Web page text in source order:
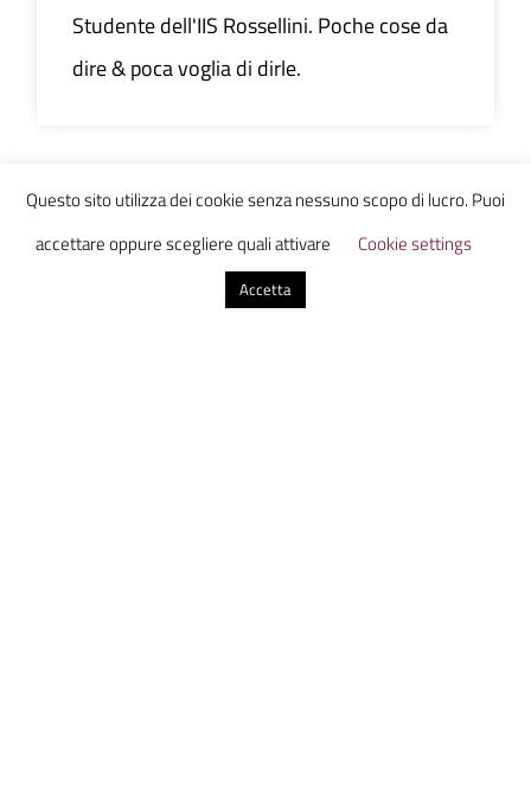
Studente dell'IIS Rossellini. Poche cose da
dire & poca voglia di dirle.
0 commenti
Invia un commento
Questo sito utilizza dei cookie senza nessuno scopo di lucro. Puoi
accettare oppure scegliere quali attivare
Cookie settings
Accetta